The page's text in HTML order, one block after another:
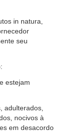
in natura,
seu
estejam
adulterados,
nocivos à
em desacordo